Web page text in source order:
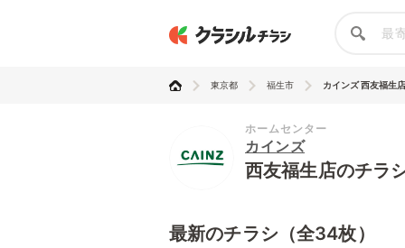
東京都 福生市 カインズ 西友福生店
ホームセンター
カインズ
西友福生店のチラ
最新のチラシ（全34枚）